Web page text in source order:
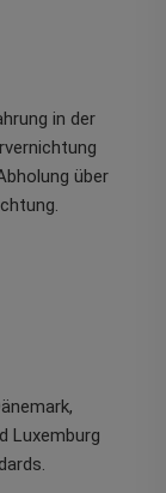
in der
über
Luxemburg